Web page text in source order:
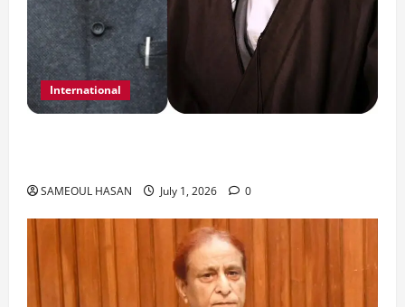
International
SAMEOUL HASAN July 1, 2026 0